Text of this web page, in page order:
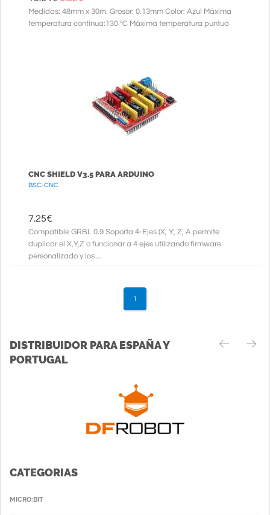
Medidas: 48mm x 30m. Grosor: 0.13mm Color: Azul Máxima
temperatura continua:130 ºC Máxima temperatura puntua
CNC SHIELD V3.5 PARA ARDUINO
BSC-CNC
7.25€
Compatible GRBL 0.9 Soporta 4-Ejes (X, Y, Z, A permite
duplicar el X,Y,Z o funcionar a 4 ejes utilizando firmware
personalizado y los ...
1
DISTRIBUIDOR PARA ESPAÑA Y
PORTUGAL
CATEGORIAS
MICRO:BIT